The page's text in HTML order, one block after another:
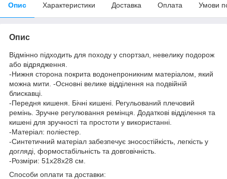
Опис Характеристики Доставка Оплата Умови
Опис
Відмінно підходить для походу у спортзал, невелику подорож
або відрядження.
-Нижня сторона покрита водонепроникним матеріалом, який
можна мити. -Основні велике відділення на подвійній
блискавці.
-Передня кишеня. Бічні кишені. Регульований плечовий
ремінь. Зручне регулювання ремінця. Додаткові відділення та
кишені для зручності та простоти у використанні.
-Матеріал: поліестер.
-Синтетичний матеріал забезпечує зносостійкість, легкість у
догляді, формостабільність та довговічність.
-Розміри: 51х28х28 см.
Способи оплати та доставки: